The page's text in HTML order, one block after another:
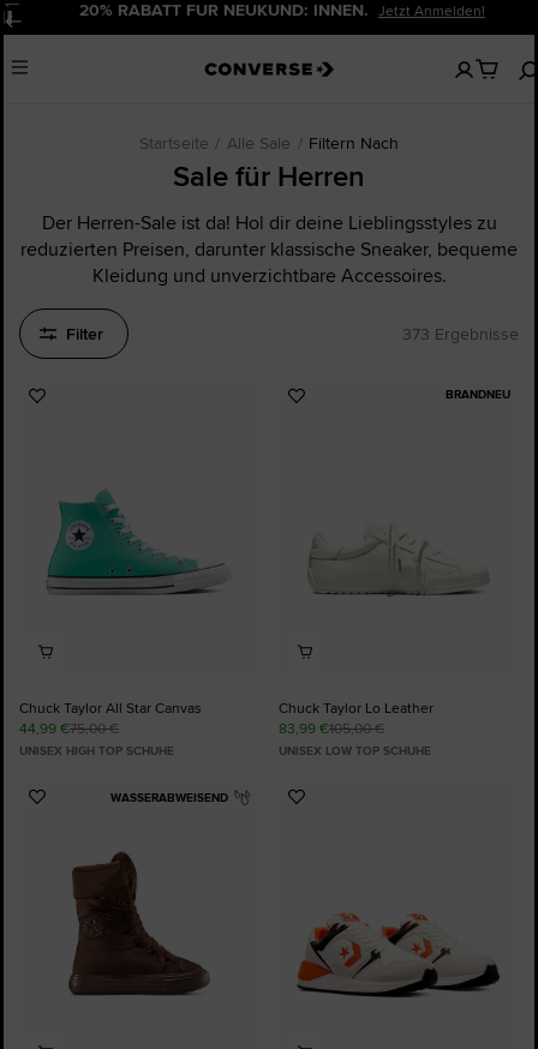
Pause 20% RABATT FÜR NEUKUND: INNEN. Jetzt Anmelden!
Menu
Keine
artikel
Startseite Alle Sale Filtern Nach
Sale für Herren
Der Herren-Sale ist da! Hol dir deine Lieblingsstyles zu
reduzierten Preisen, darunter klassische Sneaker, bequeme
Kleidung und unverzichtbare Accessoires.
Filter 373 Ergebnisse
Zu
Chuck Taylor All Star Canvas
44,99 €75,00 €
UNISEX HIGH TOP SCHUHE
BRANDNEU
Zu
Chuck Taylor Lo Leather
83,99 €105,00 €
UNISEX LOW TOP SCHUHE
WASSERABWEISEND
Zu
Zu